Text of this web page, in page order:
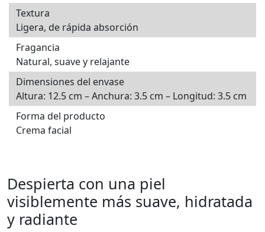
Textura
Ligera, de rápida absorción
Fragancia
Natural, suave y relajante
Dimensiones del envase
Altura: 12.5 cm – Anchura: 3.5 cm – Longitud: 3.5 cm
Forma del producto
Crema facial
Despierta con una piel
visiblemente más suave, hidratada
y radiante